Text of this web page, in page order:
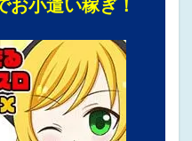
お小遣い稼ぎ！